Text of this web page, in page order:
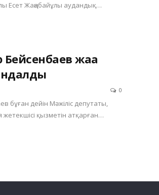
Есет Жаңабайұлы аудандық…
жаңа
0
бұған дейін Мәжіліс депутаты,
жетекшісі қызметін атқарған…